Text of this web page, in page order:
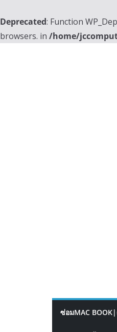
Deprecated: Function
browsers. in /home/
ซ่อมMAC BOOK|